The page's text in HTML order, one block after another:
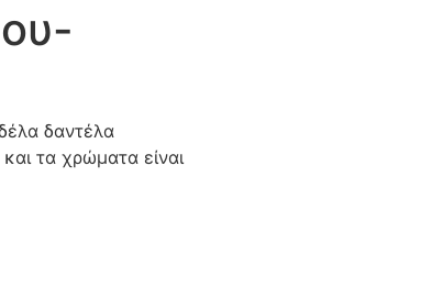
δαντέλα
τα χρώματα είναι